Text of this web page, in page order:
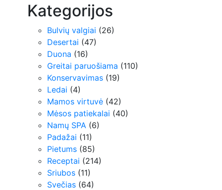
Kategorijos
Bulvių valgiai (26)
Desertai (47)
Duona (16)
Greitai paruošiama (110)
Konservavimas (19)
Ledai (4)
Mamos virtuvė (42)
Mėsos patiekalai (40)
Namų SPA (6)
Padažai (11)
Pietums (85)
Receptai (214)
Sriubos (11)
Svečias (64)